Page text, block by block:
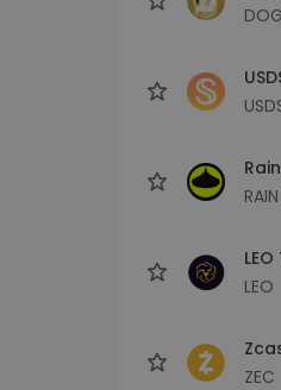
Rain
RAIN
LEO
ZEC